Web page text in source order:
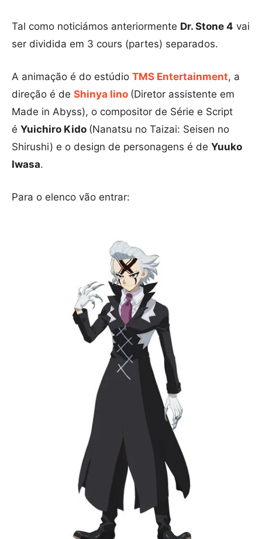
Tal como noticiámos anteriormente Dr. Stone 4 vai
ser dividida em 3 cours (partes) separados.
A animação é do estúdio TMS Entertainment, a
direção é de Shinya Iino (Diretor assistente em
Made in Abyss), o compositor de Série e Script
é Yuichiro Kido (Nanatsu no Taizai: Seisen no
Shirushi) e o design de personagens é de Yuuko
Iwasa.
Para o elenco vão entrar: